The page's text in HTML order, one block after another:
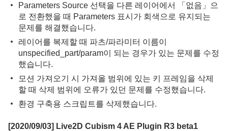
Parameters Source 선택을 다른 레이어에서 「없음」으
로 전환했을 때 Parameters 표시가 회색으로 유지되는
문제를 해결했습니다.
레이어를 복제할 때 파츠/파라미터 이름이
unspecified_part/param이 되는 경우가 있는 문제를 수정
했습니다.
모션 가져오기 시 가져올 범위에 있는 키 프레임을 삭제
할 때 삭제 범위에 오류가 있던 문제를 수정했습니다.
환경 구축용 스크립트를 삭제했습니다.
[2020/09/03] Live2D Cubism 4 AE Plugin R3 beta1